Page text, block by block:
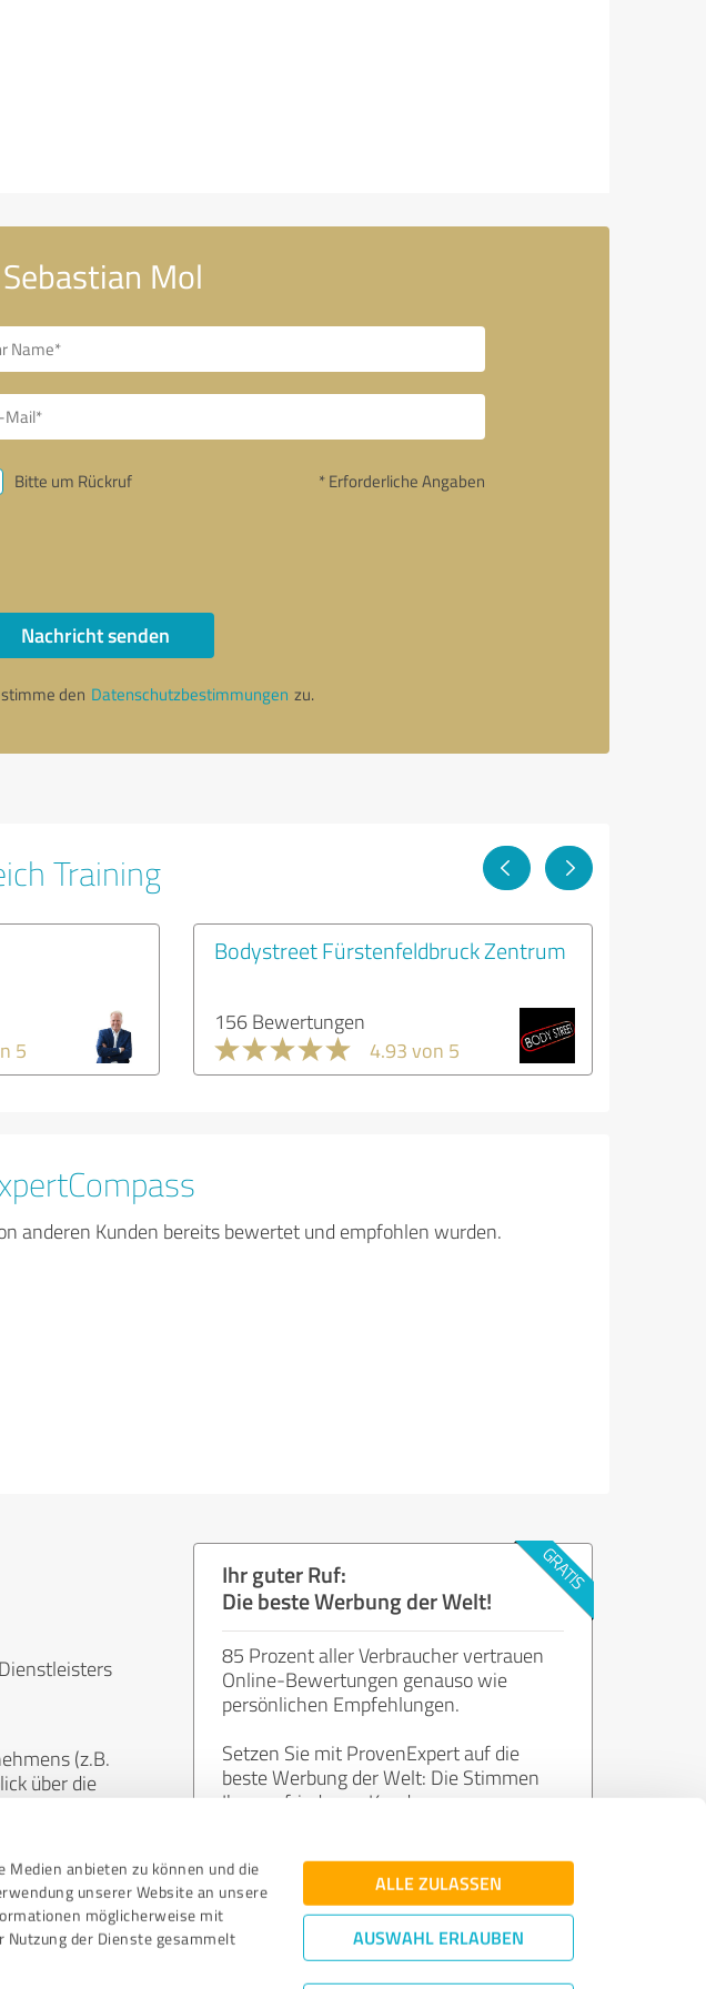
Medien anbieten zu können und die
unserer Website an unsere
möglicherweise mit
der Dienste gesammelt
ALLE ZULASSEN
AUSWAHL ERLAUBEN
Mol
Bitte um Rückruf * Erforderliche Angaben
Nachricht senden
den Datenschutzbestimmungen zu.
Training
5
Bodystreet Fürstenfeldbruck Zentrum
156 Bewertungen
4.93 von 5
anderen Kunden bereits bewertet und empfohlen wurden.
(z.B.
über die
von
noch
Ihr guter Ruf:
Die beste Werbung der Welt!
85 Prozent aller Verbraucher vertrauen
Online-Bewertungen genauso wie
persönlichen Empfehlungen.
Setzen Sie mit ProvenExpert auf die
beste Werbung der Welt: Die Stimmen
Ihrer zufriedenen Kunden.
Jetzt kostenlos starten